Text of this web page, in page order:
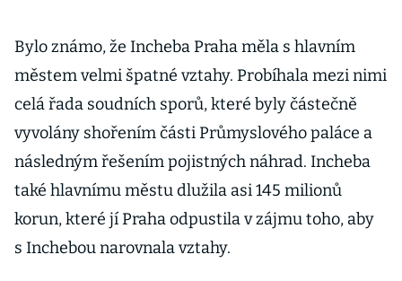
Bylo známo, že Incheba Praha měla s hlavním
městem velmi špatné vztahy. Probíhala mezi nimi
celá řada soudních sporů, které byly částečně
vyvolány shořením části Průmyslového paláce a
následným řešením pojistných náhrad. Incheba
také hlavnímu městu dlužila asi 145 milionů
korun, které jí Praha odpustila v zájmu toho, aby
s Inchebou narovnala vztahy.